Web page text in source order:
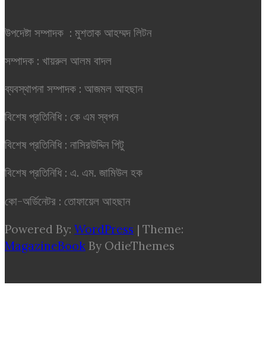
উপদেষ্টা সম্পাদক : মুশতাক আহম্মদ লিটন
সম্পাদক : খায়রুল আলম বাদল
ব্যবস্থাপনা সম্পাদক : আজমল আহছান
বিশেষ প্রতিনিধি : কে এম স্বপন
বিশেষ প্রতিনিধি : নাসিরউদ্দিন পিটু
বিশেষ প্রতিনিধি : এ. এম. জামিউল হক
কো-অর্ডিনেটর : তোফায়েল আহছান
Powered By: WordPress | Theme:
MagazineBook By OdieThemes